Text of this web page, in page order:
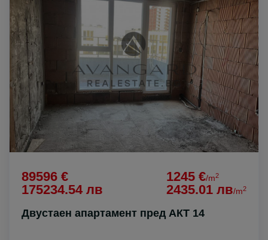
89596 €
175234.54 лв
1245 €/m2
2435.01 лв/m2
Двустаен апартамент пред АКТ 14